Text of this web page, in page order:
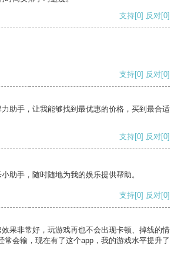
支持[0] 反对[0]
支持[0] 反对[0]
助手，让我能够找到最优惠的价格，买到最合适
支持[0] 反对[0]
助手，随时随地为我的娱乐提供帮助。
支持[0] 反对[0]
果非常好，玩游戏再也不会出现卡顿、掉线的情
常会输，现在有了这个app，我的游戏水平提升了